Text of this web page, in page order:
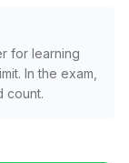
for learning
In the exam,
count.